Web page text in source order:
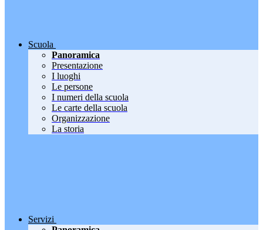
Scuola
Panoramica
Presentazione
I luoghi
Le persone
I numeri della scuola
Le carte della scuola
Organizzazione
La storia
Servizi